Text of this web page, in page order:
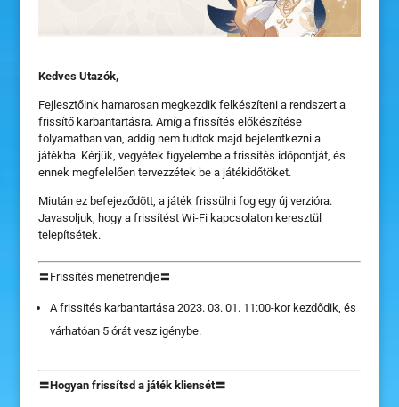
Kedves Utazók,
Fejlesztőink hamarosan megkezdik felkészíteni a rendszert a
frissítő karbantartásra. Amíg a frissítés előkészítése
folyamatban van, addig nem tudtok majd bejelentkezni a
játékba. Kérjük, vegyétek figyelembe a frissítés időpontját, és
ennek megfelelően tervezzétek be a játékidőtöket.
Miután ez befejeződött, a játék frissülni fog egy új verzióra.
Javasoljuk, hogy a frissítést Wi-Fi kapcsolaton keresztül
telepítsétek.
〓Frissítés menetrendje〓
A frissítés karbantartása 2023. 03. 01. 11:00-kor kezdődik, és
várhatóan 5 órát vesz igénybe.
〓Hogyan frissítsd a játék kliensét〓